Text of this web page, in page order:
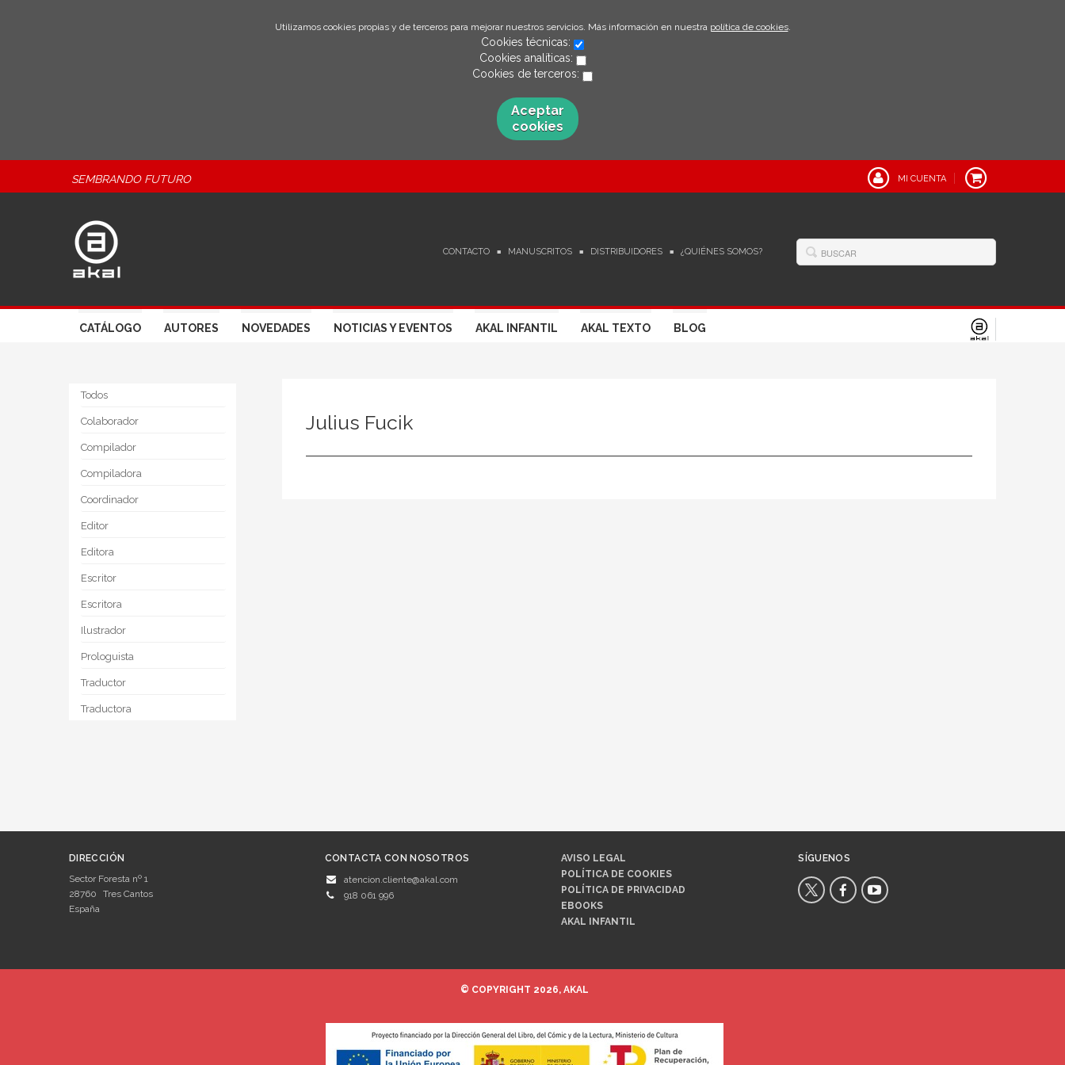
Utilizamos cookies propias y de terceros para mejorar nuestros servicios. Más información en nuestra política de cookies.
Cookies técnicas:
Cookies analíticas:
Cookies de terceros:
Aceptar
cookies
SEMBRANDO FUTURO MI CUENTA
CONTACTO MANUSCRITOS DISTRIBUIDORES ¿QUIÉNES SOMOS?
CATÁLOGO AUTORES NOVEDADES NOTICIAS Y EVENTOS AKAL INFANTIL AKAL TEXTO BLOG
Todos
Colaborador
Compilador
Compiladora
Coordinador
Editor
Editora
Escritor
Escritora
Ilustrador
Prologuista
Traductor
Traductora
Julius Fucik
DIRECCIÓN
Sector Foresta nº 1
28760
Tres Cantos
España
CONTACTA CON NOSOTROS
atencion.cliente@akal.com
918 061 996
AVISO LEGAL
POLÍTICA DE COOKIES
POLÍTICA DE PRIVACIDAD
EBOOKS
AKAL INFANTIL
SÍGUENOS
© COPYRIGHT 2026, AKAL